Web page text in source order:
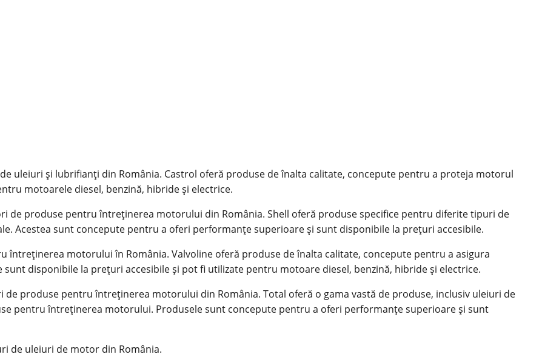
uleiuri și lubrifianți din România. Castrol oferă produse de înalta calitate, concepute pentru a proteja motorul
motoarele diesel, benzină, hibride și electrice.
de produse pentru întreținerea motorului din România. Shell oferă produse specifice pentru diferite tipuri de
Acestea sunt concepute pentru a oferi performanțe superioare și sunt disponibile la prețuri accesibile.
întreținerea motorului în România. Valvoline oferă produse de înalta calitate, concepute pentru a asigura
disponibile la prețuri accesibile și pot fi utilizate pentru motoare diesel, benzină, hibride și electrice.
produse pentru întreținerea motorului din România. Total oferă o gama vastă de produse, inclusiv uleiuri de
pentru întreținerea motorului. Produsele sunt concepute pentru a oferi performanțe superioare și sunt
de uleiuri de motor din România.